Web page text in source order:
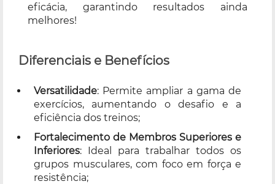
eficácia, garantindo resultados ainda
melhores!
Diferenciais e Benefícios
Versatilidade: Permite ampliar a gama de
exercícios, aumentando o desafio e a
eficiência dos treinos;
Fortalecimento de Membros Superiores e
Inferiores: Ideal para trabalhar todos os
grupos musculares, com foco em força e
resistência;